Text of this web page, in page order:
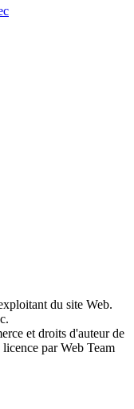
du site Web.
et droits d'auteur de
par Web Team